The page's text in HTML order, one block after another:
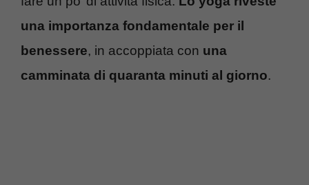
una importanza fondamentale per il
benessere, in accoppiata con una
camminata di quaranta minuti al giorno.